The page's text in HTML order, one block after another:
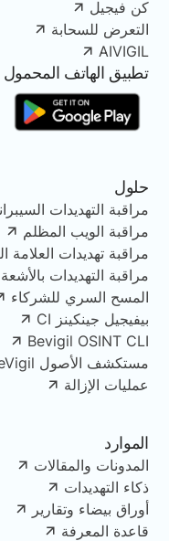
كن فيجيل
التعرض للسحابة
AIVIGIL
تطبيق الهاتف المحمول
حلول
مراقبة التهديدات
مراقبة الويب المظلم
مراقبة تهديدات العلامة
مراقبة التهديدات
المسح السري للشركاء
بيفيجيل جينكينز CI
Bevigil OSINT CLI
مستكشف الأصول BeVigil
عمليات الإزالة
الموارد
المدونات والمقالات
ذكاء التهديدات
أوراق بيضاء وتقارير
قاعدة المعرفة